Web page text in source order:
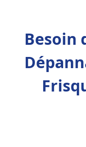
Besoin